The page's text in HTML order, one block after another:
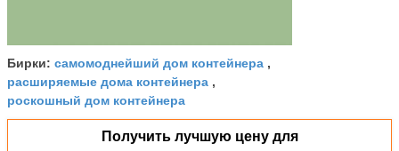
Бирки: самомоднейший дом контейнера ,
расширяемые дома контейнера ,
роскошный дом контейнера
Получить лучшую цену для